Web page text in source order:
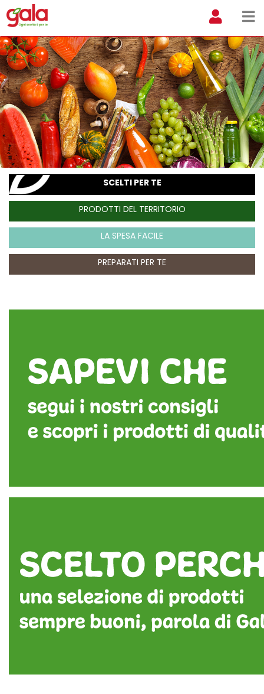
SCELTI PER TE
PRODOTTI DEL TERRITORIO
LA SPESA FACILE
PREPARATI PER TE